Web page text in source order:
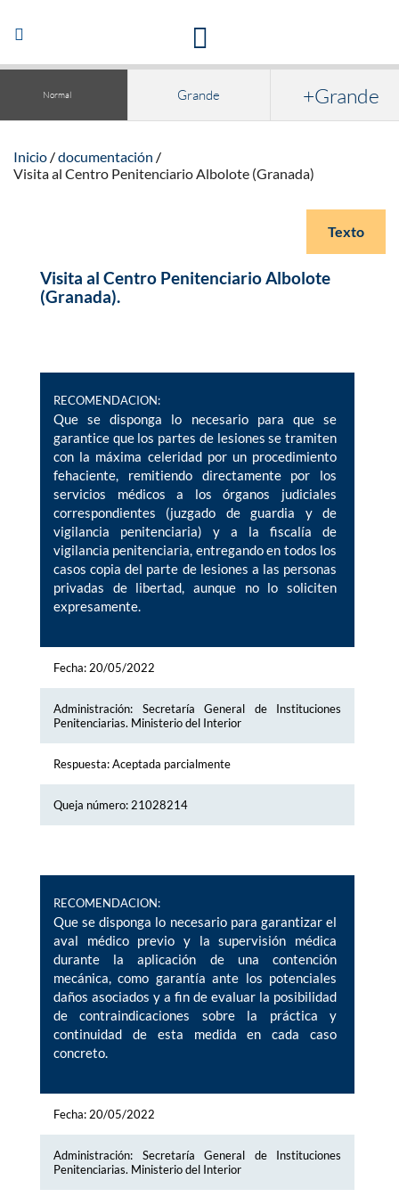
Abrir/Cerrar
navegación
Normal Grande +Grande
Inicio
documentación
Visita al Centro Penitenciario Albolote (Granada)
Texto
Visita al Centro Penitenciario Albolote
(Granada).
RECOMENDACION:
Que se disponga lo necesario para que se
garantice que los partes de lesiones se tramiten
con la máxima celeridad por un procedimiento
fehaciente, remitiendo directamente por los
servicios médicos a los órganos judiciales
correspondientes (juzgado de guardia y de
vigilancia penitenciaria) y a la fiscalía de
vigilancia penitenciaria, entregando en todos los
casos copia del parte de lesiones a las personas
privadas de libertad, aunque no lo soliciten
expresamente.
Fecha: 20/05/2022
Administración: Secretaría General de Instituciones
Penitenciarias. Ministerio del Interior
Respuesta: Aceptada parcialmente
Queja número: 21028214
RECOMENDACION:
Que se disponga lo necesario para garantizar el
aval médico previo y la supervisión médica
durante la aplicación de una contención
mecánica, como garantía ante los potenciales
daños asociados y a fin de evaluar la posibilidad
de contraindicaciones sobre la práctica y
continuidad de esta medida en cada caso
concreto.
Fecha: 20/05/2022
Administración: Secretaría General de Instituciones
Penitenciarias. Ministerio del Interior